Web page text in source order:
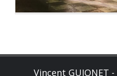
Vincent GUIONET